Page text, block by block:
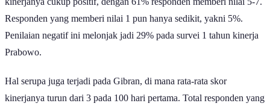
Responden yang memberi nilai 1 pun hanya sedikit, yakni 5%.
Penilaian negatif ini melonjak jadi 29% pada survei 1 tahun kinerja
Prabowo.
Hal serupa juga terjadi pada Gibran, di mana rata-rata skor
kinerjanya turun dari 3 pada 100 hari pertama. Total responden yang